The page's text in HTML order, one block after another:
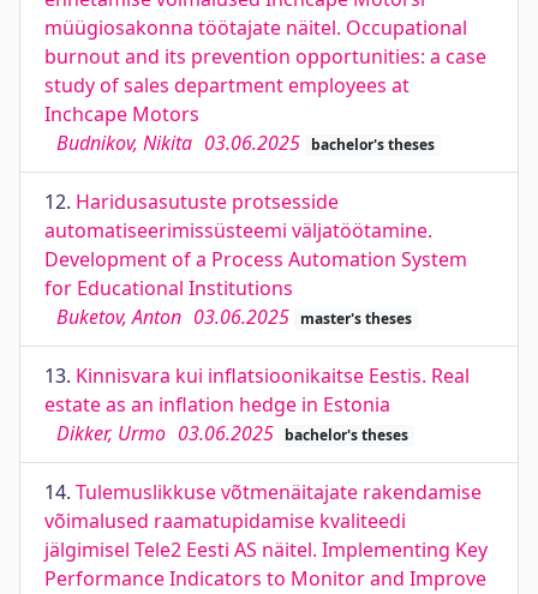
müügiosakonna töötajate näitel. Occupational
burnout and its prevention opportunities: a case
study of sales department employees at
Inchcape Motors
Budnikov, Nikita 03.06.2025 bachelor's theses
12. Haridusasutuste protsesside
automatiseerimissüsteemi väljatöötamine.
Development of a Process Automation System
for Educational Institutions
Buketov, Anton 03.06.2025 master's theses
13. Kinnisvara kui inflatsioonikaitse Eestis. Real
estate as an inflation hedge in Estonia
Dikker, Urmo 03.06.2025 bachelor's theses
14. Tulemuslikkuse võtmenäitajate rakendamise
võimalused raamatupidamise kvaliteedi
jälgimisel Tele2 Eesti AS näitel. Implementing Key
Performance Indicators to Monitor and Improve